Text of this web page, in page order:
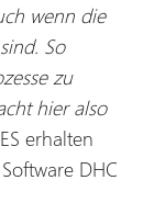
wenn die
So
zu
hier also
erhalten
DHC